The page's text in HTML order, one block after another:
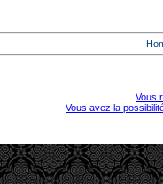
Vous
Vous avez la